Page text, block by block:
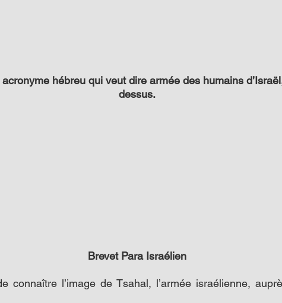
hébreu qui veut dire armée des humains
dessus.
Brevet Para Israélien
connaître l’image de Tsahal, l’armée israélienne,